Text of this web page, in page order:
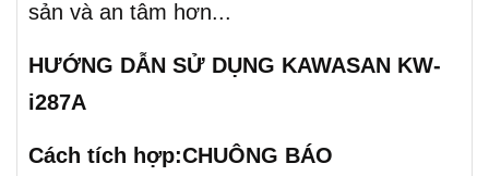
sản và an tâm hơn...
HƯỚNG DẪN SỬ DỤNG KAWASAN KW-
i287A
Cách tích hợp:CHUÔNG BÁO